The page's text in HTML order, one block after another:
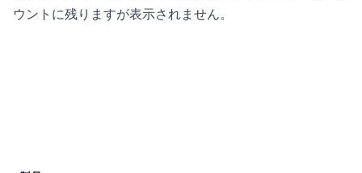
ウントに残りますが表示されません。